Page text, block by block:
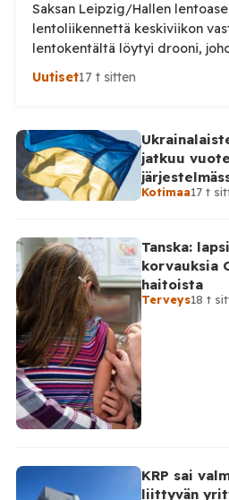
Saksan Leipzig/Hallen
lentoliikennettä keskiviikon
lentokentältä löytyi drooni,
epäilty räjähdelaite. Saksan
lentoaseman rahtialueelta
Antonov-rahtikonetta ns.
droonissa oli tuntematonta
sekä sytyttimeksi epäilty osa.
Uutiset17 t sitten
jatkuu
satoja
Kotimaa17 t
Tanska:
korvauksia
haitoista
Terveys18 t
KRP sai
liittyvän